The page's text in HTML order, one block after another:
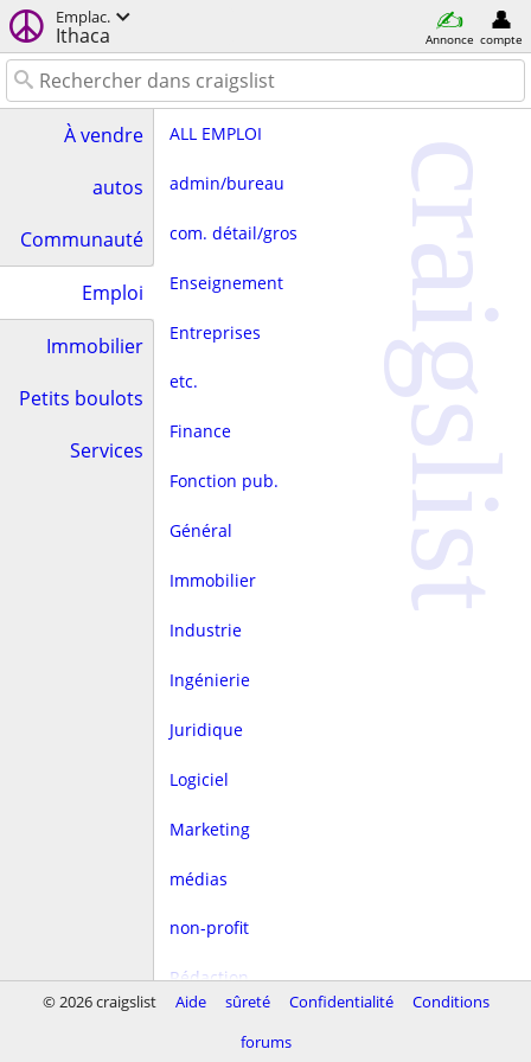
Emplac.
Ithaca Annonce compte
À vendre
autos
Communauté
Emploi
Immobilier
Petits boulots
Services
ALL EMPLOI
admin/bureau
com. détail/gros
Enseignement
Entreprises
etc.
Finance
Fonction pub.
Général
Immobilier
Industrie
Ingénierie
Juridique
Logiciel
Marketing
médias
non-profit
Rédaction
craigslist
© 2026 craigslist Aide sûreté Confidentialité
Conditions
forums